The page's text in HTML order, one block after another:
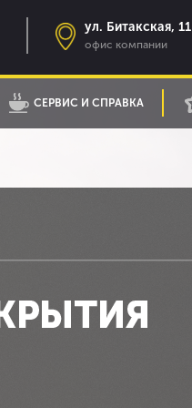
ул. Битакская, 11
офис компании
СЕРВИС И СПРАВКА